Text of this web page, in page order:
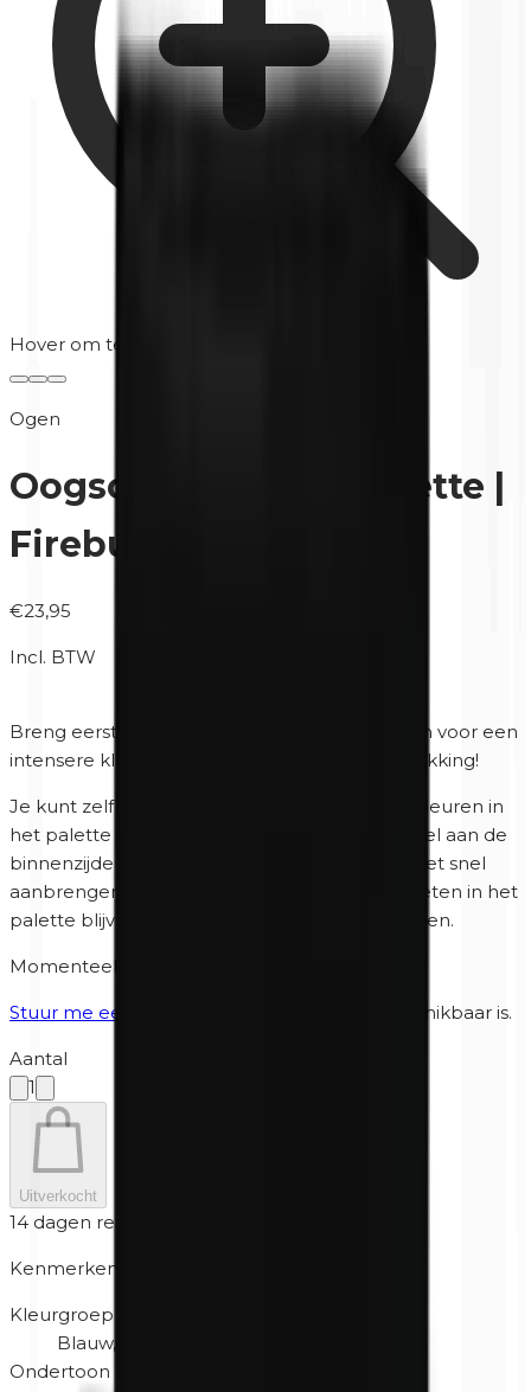
Hover om te zoomen
Ogen
Oogschaduw Duo Palette |
Fireburst Glamour
€23,95
Incl. BTW
Breng eerst de Unity Cosmetics
aan voor een
intensere kleur, betere hechting en betere dekking!
Je kunt zelf bepalen in welke volgorde je de kleuren in
het palette stopt. Het palette heeft een spiegel aan de
binnenzijde en een latexvrije applicator voor het snel
aanbrengen van oogschaduw. Door de magneten in het
palette blijven de kleuren automatisch vastzitten.
Momenteel niet op voorraad
Stuur me een bericht wanneer het weer beschikbaar is.
Aantal
1
Uitverkocht
14 dagen retour
Kenmerken
Kleurgroep
Blauw, Gemengd, Paars
Ondertoon